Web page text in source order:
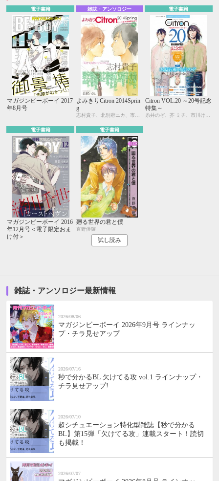
電子書籍
マガジンビーボーイ 2017
年8月号
雑誌・アンソロジー
よみきりCitron 2014Sprin
g
志村貴子、北別府ニカ、市川けい、ヤマヲミ、緒和まり、はらだ、やまねむさし、山本アタル、佐東ミヤ、やしこ、モモ花、三角社ぴえ、阪本あき、明本 由、名取いさと
電子書籍
Citron VOL.20 ～20号記念
特集～
糸井のぞ、芥 ミチ、市川けい、木原音瀬、草間さかえ、雲田はるこ、三角社ぴえ、名取いさと、仁茂田あい、はにわ、楓木まめ、吹屋フロ、峰島なわこ、みゆき朗、やまねむさし、ヤマヲミ
電子書籍
マガジンビーボーイ 2016
年12月号＜電子限定おま
け付＞
電子書籍
廻る世界の君と僕
直野儚羅
試し読み
雑誌・アンソロジー最新情報
2026/08/06
マガジンビーボーイ 2026年9月号 ラインナッ
プ・チラ見せアップ
2026/07/16
秒で分かるBL 欠けてる攻 vol.1 ラインナップ・
チラ見せアップ!
2026/07/10
超シチュエーション特化型雑誌【秒で分かる
BL】第15弾「欠けてる攻」連載スタート！読切
も掲載！
2026/07/07